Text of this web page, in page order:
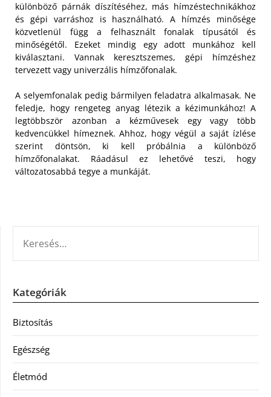
különböző párnák díszítéséhez, más hímzéstechnikákhoz
és gépi varráshoz is használható.A hímzés minősége
közvetlenül függ a felhasznált fonalak típusától és
minőségétől. Ezeket mindig egy adott munkához kell
kiválasztani. Vannak keresztszemes, gépi hímzéshez
tervezett vagy univerzális hímzőfonalak.
A selyemfonalak pedig bármilyen feladatra alkalmasak. Ne
feledje, hogy rengeteg anyag létezik a kézimunkához! A
legtöbbször azonban a kézművesek egy vagy több
kedvencükkel hímeznek. Ahhoz, hogy végül a saját ízlése
szerint döntsön, ki kell próbálnia a különböző
hímzőfonalakat. Ráadásul ez lehetővé teszi, hogy
változatosabbá tegye a munkáját.
Kategóriák
Biztosítás
Egészség
Életmód